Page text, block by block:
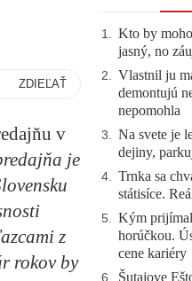
ZDIEĽAŤ
v
je
z
rokov by
1. Kto by
jasný, no
2. Vlastnil ju
demontujú
nepomohla
3. Na svete je
dejiny,
4. Trnka sa
státisíce.
5. Kým
horúčkou.
cene kariéry
6. Šutajove